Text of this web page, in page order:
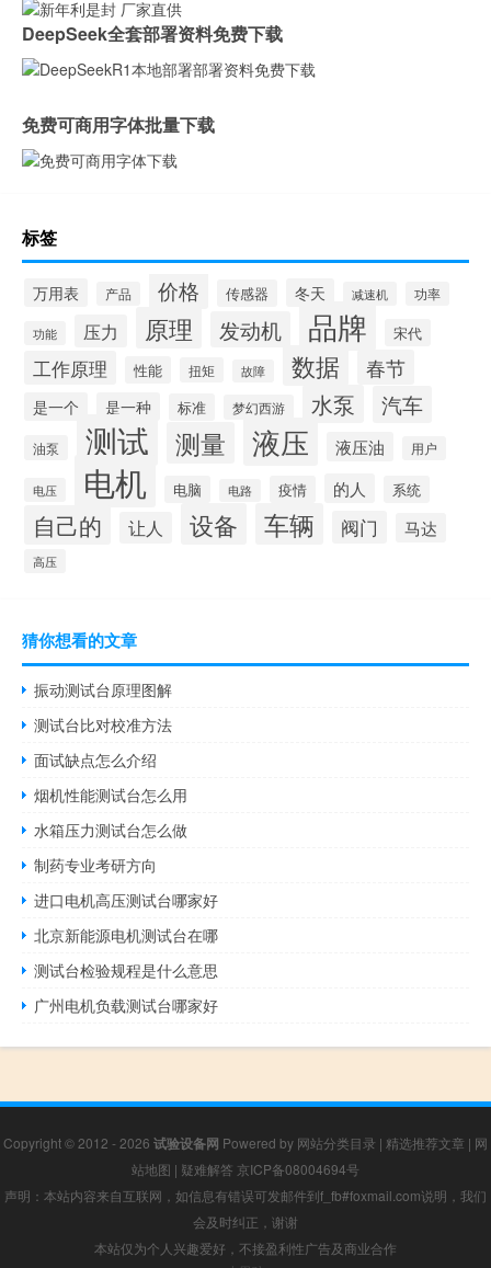
DeepSeek全套部署资料免费下载
免费可商用字体批量下载
标签
万用表 产品 价格 传感器 冬天 减速机 功率
功能 压力 原理 发动机 品牌 宋代
工作原理 性能 扭矩 故障 数据 春节
是一个 是一种 标准 梦幻西游 水泵 汽车
油泵 测试 测量 液压 液压油 用户
电压 电机 电脑 电路 疫情 的人 系统
自己的 让人 设备 车辆 阀门 马达
高压
猜你想看的文章
振动测试台原理图解
测试台比对校准方法
面试缺点怎么介绍
烟机性能测试台怎么用
水箱压力测试台怎么做
制药专业考研方向
进口电机高压测试台哪家好
北京新能源电机测试台在哪
测试台检验规程是什么意思
广州电机负载测试台哪家好
Copyright © 2012 - 2026 试验设备网 Powered by 网站分类目录 | 精选推荐文章 | 网
站地图 | 疑难解答 京ICP备08004694号
声明：本站内容来自互联网，如信息有错误可发邮件到f_fb#foxmail.com说明，我们
会及时纠正，谢谢
本站仅为个人兴趣爱好，不接盈利性广告及商业合作